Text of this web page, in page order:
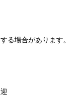
る場合があります。